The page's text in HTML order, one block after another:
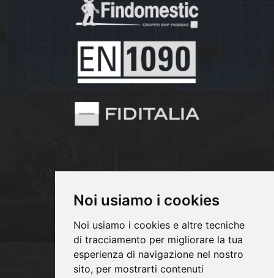
Noi usiamo i cookies
Noi usiamo i cookies e altre tecniche
di tracciamento per migliorare la tua
esperienza di navigazione nel nostro
sito, per mostrarti contenuti
Copyrights © 2026 PM INFISSI SRL Tutti i
diritti riservati.